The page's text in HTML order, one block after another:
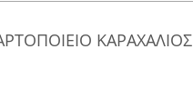
ΑΡΤΟΠΟΙΕΙΟ ΚΑΡΑΧΑΛΙΟΣ